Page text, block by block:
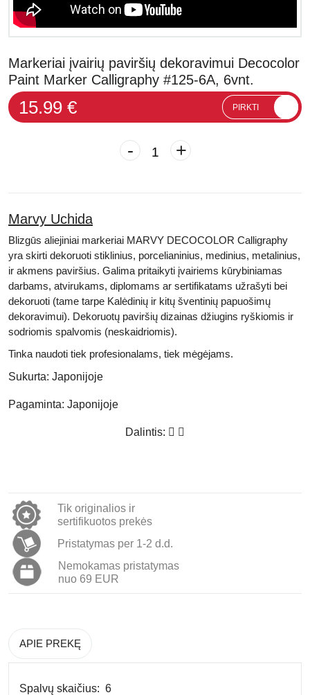
Markeriai įvairių paviršių dekoravimui Decocolor
Paint Marker Calligraphy #125-6A, 6vnt.
15.99 € PIRKTI
- +
Marvy Uchida
Blizgūs aliejiniai markeriai MARVY DECOCOLOR Calligraphy
yra skirti dekoruoti stiklinius, porcelianinius, medinius, metalinius,
ir akmens paviršius. Galima pritaikyti įvairiems kūrybiniamas
darbams, atvirukams, diplomams ar sertifikatams užrašyti bei
dekoruoti (tame tarpe Kalėdinių ir kitų šventinių papuošimų
dekoravimui). Dekoruotų paviršių dizainas džiugins ryškiomis ir
sodriomis spalvomis (neskaidriomis).
Tinka naudoti tiek profesionalams, tiek mėgėjams.
Sukurta: Japonijoje
Pagaminta: Japonijoje
Dalintis:
Tik originalios ir
sertifikuotos prekės
Pristatymas per 1-2 d.d.
Nemokamas pristatymas
nuo 69 EUR
APIE PREKĘ
Spalvų skaičius: 6